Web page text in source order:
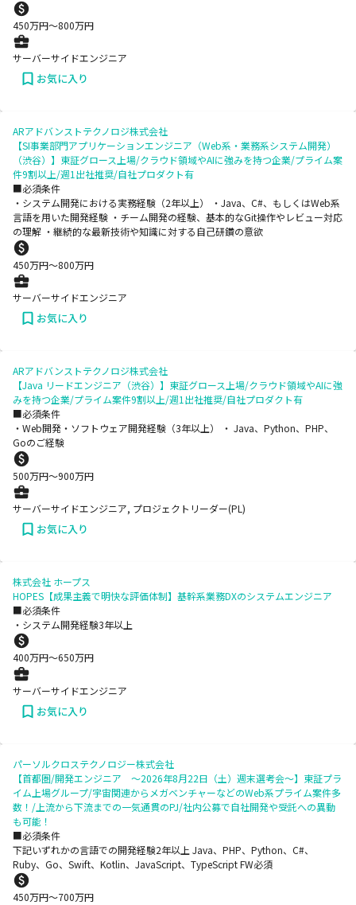
450万円〜800万円
サーバーサイドエンジニア
お気に入り
ARアドバンストテクノロジ株式会社
【SI事業部門アプリケーションエンジニア（Web系・業務系システム開発）
（渋谷）】東証グロース上場/クラウド領域やAIに強みを持つ企業/プライム案
件9割以上/週1出社推奨/自社プロダクト有
■必須条件
・システム開発における実務経験（2年以上） ・Java、C#、もしくはWeb系
言語を用いた開発経験 ・チーム開発の経験、基本的なGit操作やレビュー対応
の理解 ・継続的な最新技術や知識に対する自己研鑽の意欲
450万円〜800万円
サーバーサイドエンジニア
お気に入り
ARアドバンストテクノロジ株式会社
【Java リードエンジニア（渋谷）】東証グロース上場/クラウド領域やAIに強
みを持つ企業/プライム案件9割以上/週1出社推奨/自社プロダクト有
■必須条件
・Web開発・ソフトウェア開発経験（3年以上） ・ Java、Python、PHP、
Goのご経験
500万円〜900万円
サーバーサイドエンジニア, プロジェクトリーダー(PL)
お気に入り
株式会社 ホープス
HOPES【成果主義で明快な評価体制】基幹系業務DXのシステムエンジニア
■必須条件
・システム開発経験3年以上
400万円〜650万円
サーバーサイドエンジニア
お気に入り
パーソルクロステクノロジー株式会社
【首都圏/開発エンジニア ～2026年8月22日（土）週末選考会～】東証プラ
イム上場グループ/宇宙関連からメガベンチャーなどのWeb系プライム案件多
数！/上流から下流までの一気通貫のPJ/社内公募で自社開発や受託への異動
も可能！
■必須条件
下記いずれかの言語での開発経験2年以上 Java、PHP、Python、C#、
Ruby、Go、Swift、Kotlin、JavaScript、TypeScript FW必須
450万円〜700万円